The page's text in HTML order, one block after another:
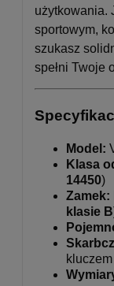
użytkowania.
sportowym,
szukasz
spełni Twoje
Model:
Klasa
14450)
Zamek:
klasie
kluczem